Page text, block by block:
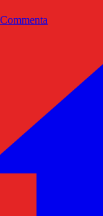
Commenta